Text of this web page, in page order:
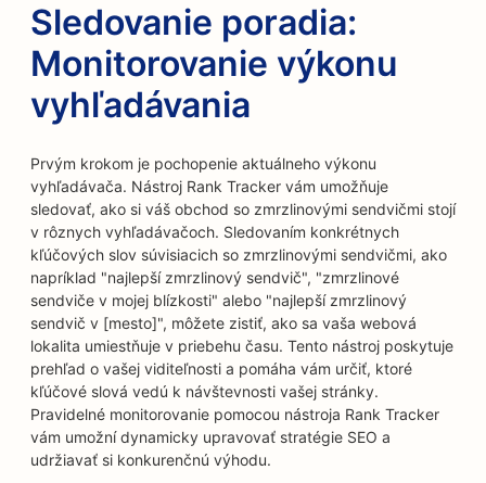
Sledovanie poradia:
Monitorovanie výkonu
vyhľadávania
Prvým krokom je pochopenie aktuálneho výkonu
vyhľadávača. Nástroj Rank Tracker vám umožňuje
sledovať, ako si váš obchod so zmrzlinovými sendvičmi stojí
v rôznych vyhľadávačoch. Sledovaním konkrétnych
kľúčových slov súvisiacich so zmrzlinovými sendvičmi, ako
napríklad "najlepší zmrzlinový sendvič", "zmrzlinové
sendviče v mojej blízkosti" alebo "najlepší zmrzlinový
sendvič v [mesto]", môžete zistiť, ako sa vaša webová
lokalita umiestňuje v priebehu času. Tento nástroj poskytuje
prehľad o vašej viditeľnosti a pomáha vám určiť, ktoré
kľúčové slová vedú k návštevnosti vašej stránky.
Pravidelné monitorovanie pomocou nástroja Rank Tracker
vám umožní dynamicky upravovať stratégie SEO a
udržiavať si konkurenčnú výhodu.